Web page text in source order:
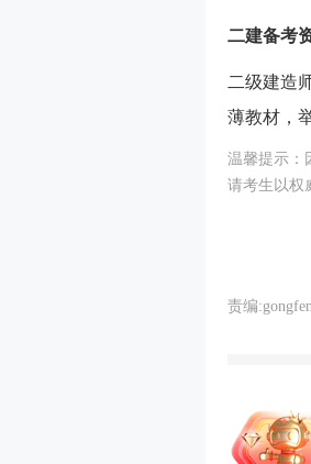
二建备考
二级建造
薄教材，
温馨提示：
请考生以权
责编